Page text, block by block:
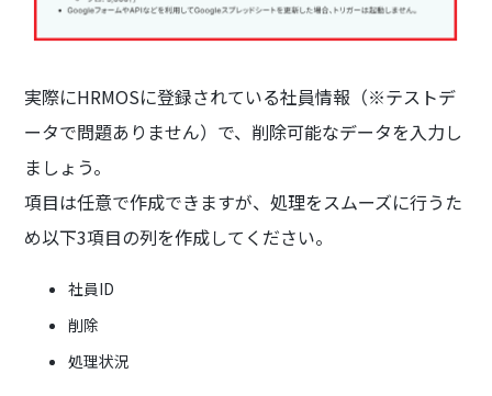
実際にHRMOSに登録されている社員情報（※テストデ
ータで問題ありません）で、削除可能なデータを入力し
ましょう。
項目は任意で作成できますが、処理をスムーズに行うた
め以下3項目の列を作成してください。
社員ID
削除
処理状況